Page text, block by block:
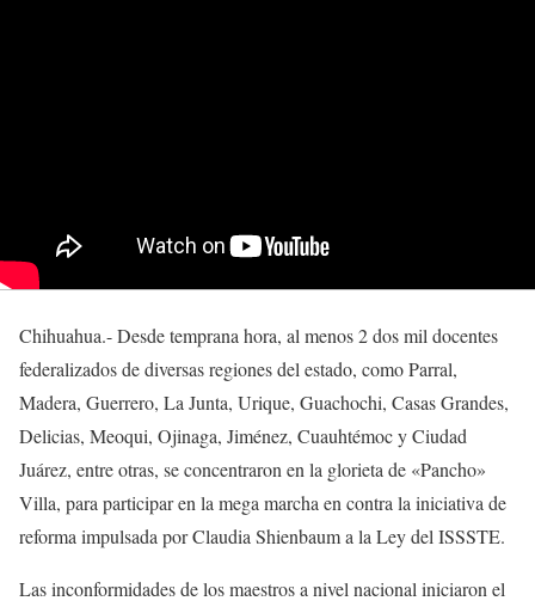
Chihuahua.- Desde temprana hora, al menos 2 dos mil docentes
federalizados de diversas regiones del estado, como Parral,
Madera, Guerrero, La Junta, Urique, Guachochi, Casas Grandes,
Delicias, Meoqui, Ojinaga, Jiménez, Cuauhtémoc y Ciudad
Juárez, entre otras, se concentraron en la glorieta de «Pancho»
Villa, para participar en la mega marcha en contra la iniciativa de
reforma impulsada por Claudia Shienbaum a la Ley del ISSSTE.
Las inconformidades de los maestros a nivel nacional iniciaron el